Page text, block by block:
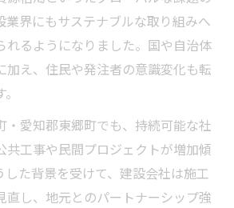
業界にもサステナブルな取り組みへ
れるようになりました。国や自治体
加え、住民や発注者の意識変化も転
・愛知郡東郷町でも、持続可能な社
共工事や民間プロジェクトが増加傾
した背景を受けて、建設会社は施工
直し、地元とのパートナーシップ強